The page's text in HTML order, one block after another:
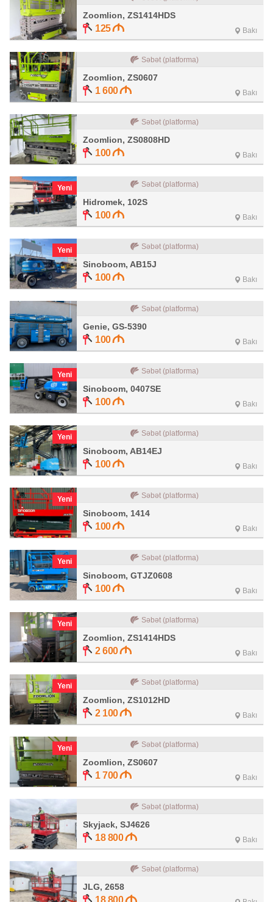
Zoomlion, ZS1414HDS
125 Bakı
Səbət (platforma)
Zoomlion, ZS0607
1 600 Bakı
Səbət (platforma)
Zoomlion, ZS0808HD
100 Bakı
Yeni Səbət (platforma)
Hidromek, 102S
100 Bakı
Yeni Səbət (platforma)
Sinoboom, AB15J
100 Bakı
Səbət (platforma)
Genie, GS-5390
100 Bakı
Yeni Səbət (platforma)
Sinoboom, 0407SE
100 Bakı
Yeni Səbət (platforma)
Sinoboom, AB14EJ
100 Bakı
Yeni Səbət (platforma)
Sinoboom, 1414
100 Bakı
Yeni Səbət (platforma)
Sinoboom, GTJZ0608
100 Bakı
Yeni Səbət (platforma)
Zoomlion, ZS1414HDS
2 600 Bakı
Yeni Səbət (platforma)
Zoomlion, ZS1012HD
2 100 Bakı
Yeni Səbət (platforma)
Zoomlion, ZS0607
1 700 Bakı
Səbət (platforma)
Skyjack, SJ4626
18 800 Bakı
Səbət (platforma)
JLG, 2658
18 800